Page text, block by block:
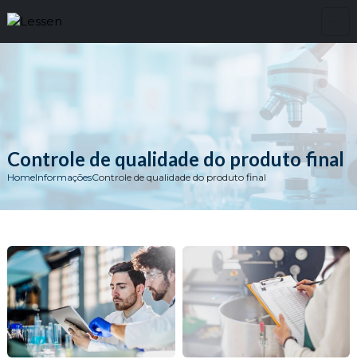
Controle de qualidade do produto final
HomeInformaçõesControle de qualidade do produto final